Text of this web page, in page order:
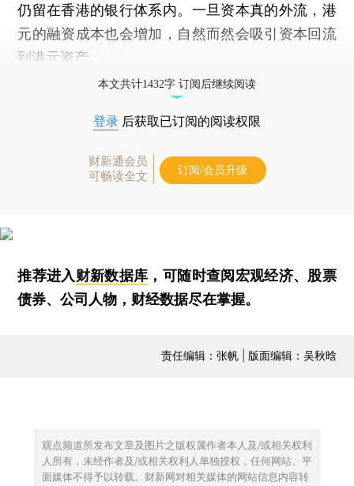
仍留在香港的银行体系内。一旦资本真的外流，港
元的融资成本也会增加，自然而然会吸引资本回流
到港元资产。
本文共计1432字 订阅后继续阅读
登录 后获取已订阅的阅读权限
财新通会员
可畅读全文
订阅/会员升级
推荐进入财新数据库 ，可随时查阅宏观经济、股票
债券、公司人物，财经数据尽在掌握。
责任编辑：张帆 | 版面编辑：吴秋晗
观点频道所发布文章及图片之版权属作者本人及/或相关权利
人所有，未经作者及/或相关权利人单独授权，任何网站、平
面媒体不得予以转载。财新网对相关媒体的网站信息内容转